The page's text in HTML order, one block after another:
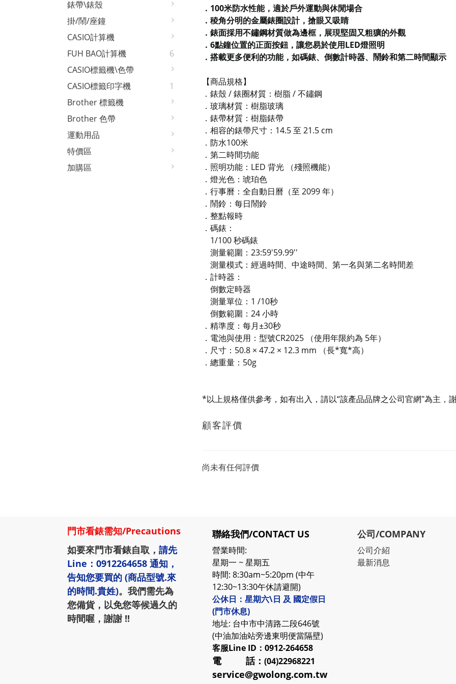
錶帶\錶殼
掛/鬧/座鐘
CASIO計算機
FUH BAO計算機
6
CASIO標籤機\色帶
CASIO標籤印字機
1
Brother 標籤機
Brother 色帶
運動用品
特價區
加購區
．100米防水性能，適於戶外運動與休閒場合
．稜角分明的金屬錶圈設計，搶眼又吸睛
．錶面採用不鏽鋼材質做為邊框，展現堅固又粗獷的外觀
．6點鐘位置的正面按鈕，讓您易於使用LED燈照明
．搭載更多便利的功能，如碼錶、倒數計時器、鬧鈴和第二時間顯示
【商品規格】
．錶殼 / 錶圈材質：樹脂 / 不鏽鋼
．玻璃材質：樹脂玻璃
．錶帶材質：樹脂錶帶
．相容的錶帶尺寸：14.5 至 21.5 cm
．防水100米
．第二時間功能
．照明功能：LED 背光 （殘照機能）
．燈光色：琥珀色
．行事曆：全自動日曆（至 2099 年）
．鬧鈴：每日鬧鈴
．整點報時
．碼錶：
1/100 秒碼錶
測量範圍：23:59'59.99''
測量模式：經過時間、中途時間、第一名與第二名時間差
．計時器：
倒數定時器
測量單位：1 /10秒
倒數範圍：24 小時
．精準度：每月±30秒
．電池與使用：型號CR2025 （使用年限約為 5年）
．尺寸：50.8 × 47.2 × 12.3 mm （長*寬*高）
．總重量：50g
*以上規格僅供參考，如有出入，請以“該產品品牌之公司官網"為主，
顧客評價
尚未有任何評價
門市看錶需知/Precautions
如要來門市看錶自取， 請先
Line：0912264658 通知，
告知您要買的 (商品型號.來
的時間.貴姓)。我們需先為
您備貨，以免您等候過久的
時間喔，謝謝 !!
聯絡我們/CONTACT US
營業時間:
星期一 ~ 星期五
時間: 8:30am~5:20pm (中午
12:30~13:30午休請避開)
公休日：星期六\日 及 國定假日
(門市休息)
地址: 台中市中清路二段646號
(中油加油站旁邊東明便當隔壁)
客服Line ID：0912-264658
電 話： (04)22968221
service@gwolong.com.tw
公司/COMPANY
公司介紹
最新消息